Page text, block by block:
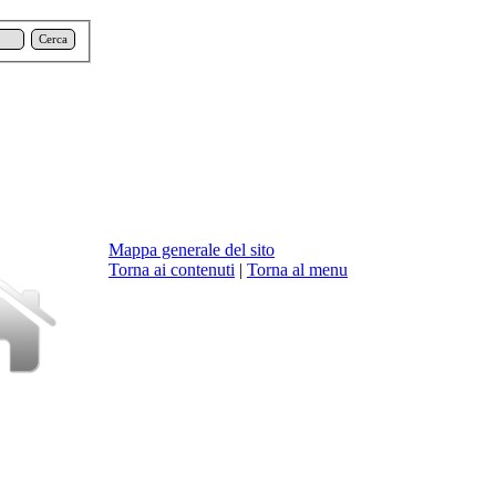
Cerca
Mappa generale del sito
Torna ai contenuti | Torna al menu